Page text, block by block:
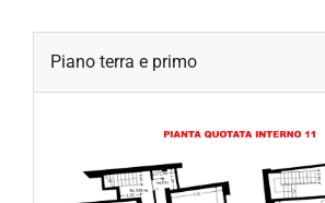
Piano terra e primo